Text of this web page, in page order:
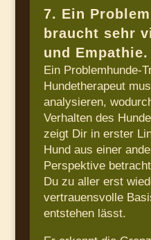
7. Ein
braucht sehr
und Empathie.
Ein Problemhunde-
Hundetherapeut
analysieren,
Verhalten des
zeigt Dir in erster
Hund aus einer
Perspektive
Du zu aller erst
vertrauensvolle
entstehen lässt.